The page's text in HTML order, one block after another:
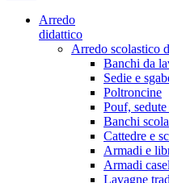
Arredo
didattico
Arredo scolastico
Banchi da
Sedie e
Poltroncine
Pouf,
Banchi
Cattedre e
Armadi e
Armadi
Lavagne